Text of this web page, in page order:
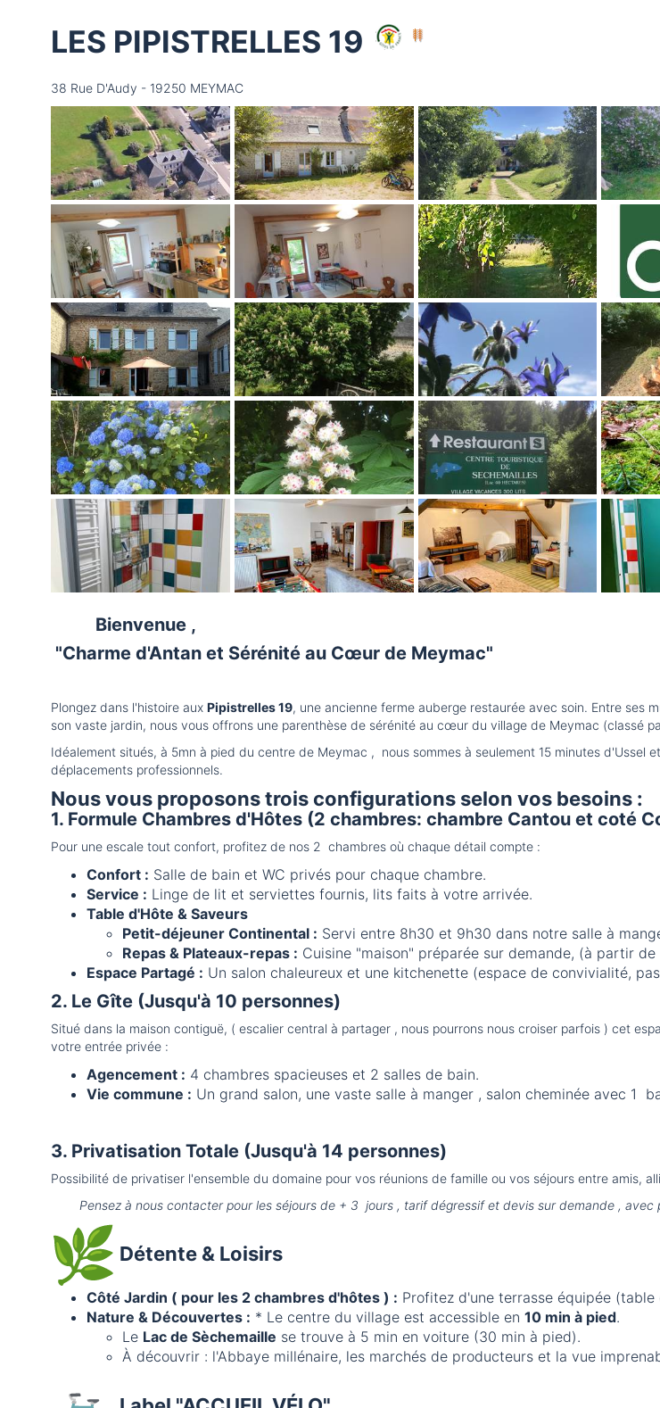
LES PIPISTRELLES 19
38 Rue D'Audy - 19250 MEYMAC
Bienvenue ,
"Charme d'Antan et Sérénité au Cœur de Meymac"
Plongez dans l'histoire aux Pipistrelles 19, une ancienne ferme auberge restaurée avec soin. Entre ses
son vaste jardin, nous vous offrons une parenthèse de sérénité au cœur du village de Meymac (classé
Idéalement situés, à 5mn à pied du centre de Meymac , nous sommes à seulement 15 minutes
déplacements professionnels.
Nous vous proposons trois configurations selon vos besoins :
1. Formule Chambres d'Hôtes (2 chambres: chambre Cantou et coté
Pour une escale tout confort, profitez de nos 2 chambres où chaque détail compte :
Confort : Salle de bain et WC privés pour chaque chambre.
Service : Linge de lit et serviettes fournis, lits faits à votre arrivée.
Table d'Hôte & Saveurs
Petit-déjeuner Continental : Servi entre 8h30 et 9h30 dans notre salle à
Repas & Plateaux-repas : Cuisine "maison" préparée sur demande, (à partir
Espace Partagé : Un salon chaleureux et une kitchenette (espace de convivialité,
2. Le Gîte (Jusqu'à 10 personnes)
Situé dans la maison contiguë, ( escalier central à partager , nous pourrons nous croiser parfois ) cet
votre entrée privée :
Agencement : 4 chambres spacieuses et 2 salles de bain.
Vie commune : Un grand salon, une vaste salle à manger , salon cheminée avec 1
3. Privatisation Totale (Jusqu'à 14 personnes)
Possibilité de privatiser l'ensemble du domaine pour vos réunions de famille ou vos séjours entre amis,
Pensez à nous contacter pour les séjours de + 3 jours , tarif dégressif et devis sur demande , avec
Détente & Loisirs
Côté Jardin ( pour les 2 chambres d'hôtes ) : Profitez d'une terrasse équipée
Nature & Découvertes : * Le centre du village est accessible en 10 min à pied.
Le Lac de Sèchemaille se trouve à 5 min en voiture (30 min à pied).
À découvrir : l'Abbaye millénaire, les marchés de producteurs et la vue